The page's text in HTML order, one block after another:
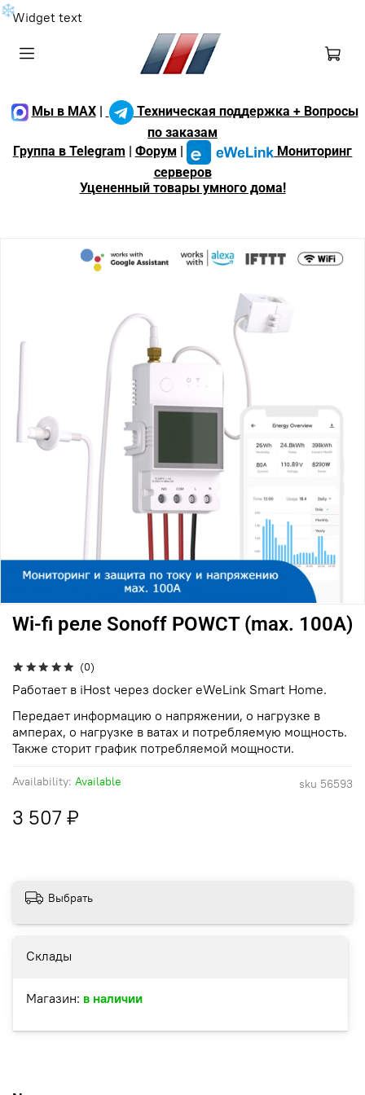
❄Widget text
Мы в MAX|
Техническая поддержка + Вопросы
по заказам
Группа в Telegram
Форум
Мониторинг
серверов
Уцененный товары умного дома!
(0)
sku 56593
Availability: Available
Wi-fi реле Sonoff POWCT (max. 100A)
3 507 ₽
Работает в iHost через docker eWeLink Smart Home.
Передает информацию о напряжении, о нагрузке в
амперах, о нагрузке в ватах и потребляемую мощность.
Также сторит график потребляемой мощности.
Склады
Магазин: в наличии
Выбрать